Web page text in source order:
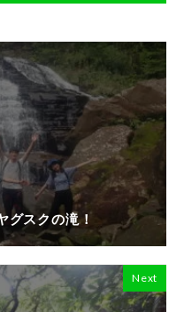
グスクの滝！
Next